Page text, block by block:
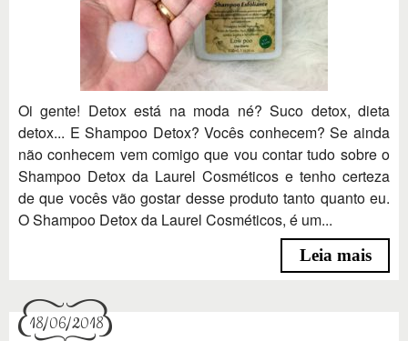
Oi gente! Detox está na moda né? Suco detox, dieta
detox... E Shampoo Detox? Vocês conhecem? Se ainda
não conhecem vem comigo que vou contar tudo sobre o
Shampoo Detox da Laurel Cosméticos e tenho certeza
de que vocês vão gostar desse produto tanto quanto eu.
O Shampoo Detox da Laurel Cosméticos, é um...
Leia mais
18/06/2018